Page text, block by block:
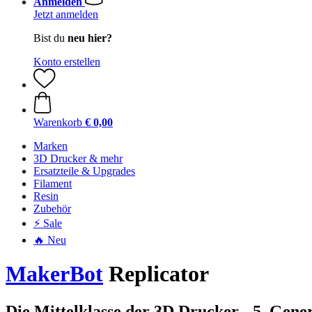
Jetzt anmelden
Bist du neu hier?
Konto erstellen
Warenkorb € 0,00
Marken
3D Drucker & mehr
Ersatzteile & Upgrades
Filament
Resin
Zubehör
⚡ Sale
🔥 Neu
MakerBot Replicator